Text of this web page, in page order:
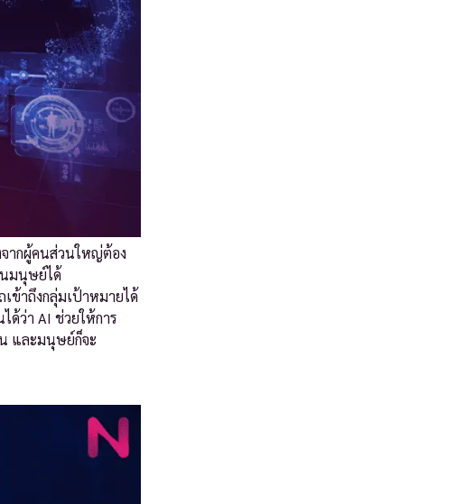
ากผู้คนส่วนใหญ่ต้อง
มนุษย์ได้
ข้าถึงกลุ่มเป้าหมายได้
ด้ว่า AI ช่วยให้การ
และมนุษย์ก็จะ